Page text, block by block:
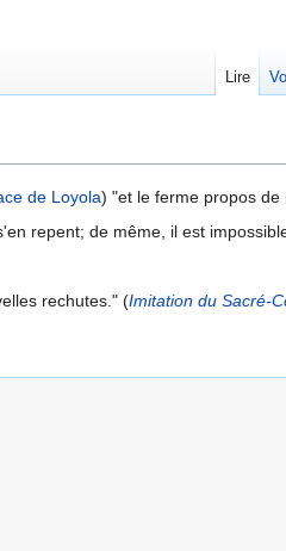
de Loyola) "et le ferme propos
repent; de même, il est
rechutes." (Imitation du Sacré-
Lire